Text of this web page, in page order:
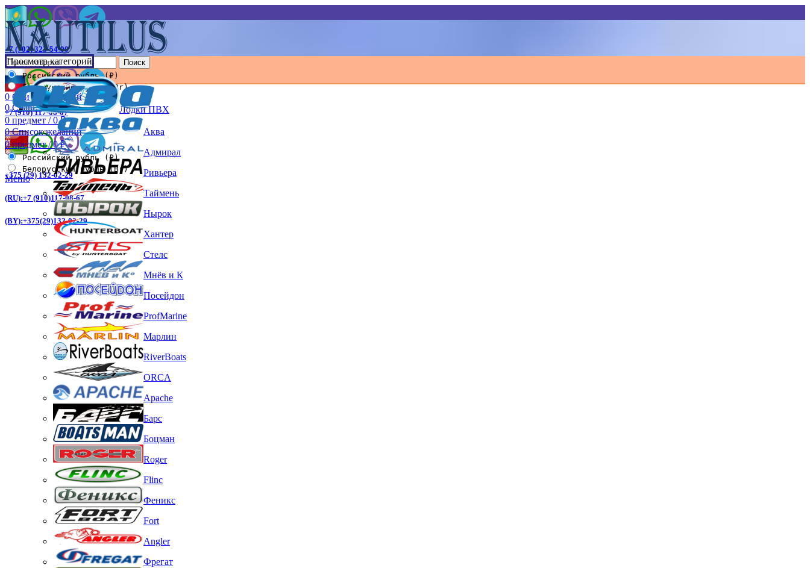
+7 (702) 323-54-00
+7 (910) 117-08-67
+375 (29) 132-02-29
(RU):+7 (910)117-08-67
(BY):+375(29)132-02-29
Поиск
Российский рубль (₽)
Белорусский рубль (Br)
0 Список желаний
0 Сравнить
0 предмет / 0₽
0Список желаний
0предмет / 0₽
Российский рубль (₽)
Белорусский рубль (Br)
Меню
Просмотр категорий
Лодки ПВХ
Аква
Адмирал
Ривьера
Таймень
Нырок
Хантер
Стелс
Мнёв и К
Посейдон
ProfMarine
Марлин
RiverBoats
ORCA
Apache
Барс
Боцман
Roger
Flinc
Феникс
Fort
Angler
Фрегат